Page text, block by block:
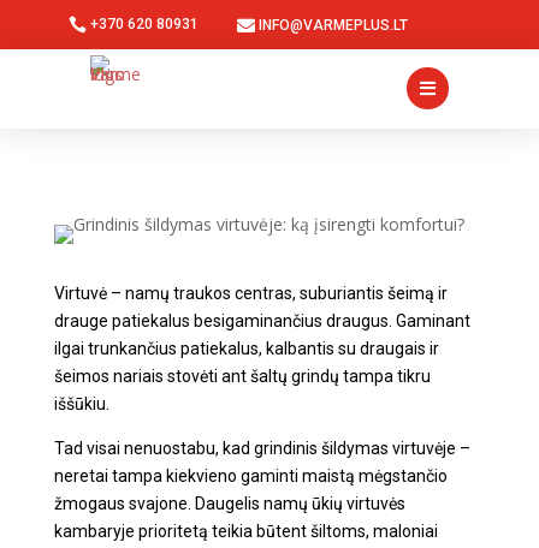
 +370 620 80931  INFO@VARMEPLUS.LT

Virtuvė – namų traukos centras, suburiantis šeimą ir
drauge patiekalus besigaminančius draugus. Gaminant
ilgai trunkančius patiekalus, kalbantis su draugais ir
šeimos nariais stovėti ant šaltų grindų tampa tikru
iššūkiu.
Tad visai nenuostabu, kad grindinis šildymas virtuvėje –
neretai tampa kiekvieno gaminti maistą mėgstančio
žmogaus svajone. Daugelis namų ūkių virtuvės
kambaryje prioritetą teikia būtent šiltoms, maloniai